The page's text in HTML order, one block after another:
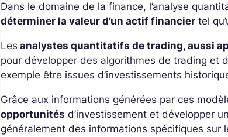
Dans le domaine de la finance, l’analyse
déterminer la valeur d’un actif financier tel
Les analystes quantitatifs de trading, aussi
pour développer des algorithmes de trading et
exemple être issues d’investissements
Grâce aux informations générées par ces
opportunités d’investissement et développer
généralement des informations spécifiques sur